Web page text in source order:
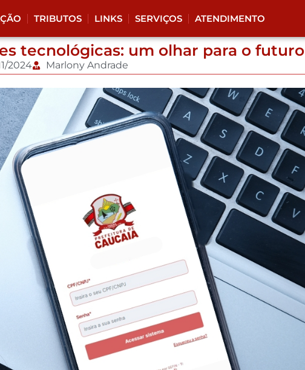
TRIBUTOS LINKS SERVIÇOS ATENDIMENTO
tecnológicas: um olhar para o futuro
2024 Marlony Andrade